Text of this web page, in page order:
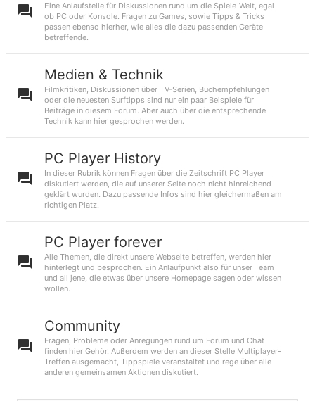
Eine Anlaufstelle für Diskussionen rund um die Spiele-Welt, egal
ob PC oder Konsole. Fragen zu Games, sowie Tipps & Tricks
passen ebenso hierher, wie alles die dazu passenden Geräte
betreffende.
Medien & Technik
Filmkritiken, Diskussionen über TV-Serien, Buchempfehlungen
oder die neuesten Surftipps sind nur ein paar Beispiele für
Beiträge in diesem Forum. Aber auch über die entsprechende
Technik kann hier gesprochen werden.
PC Player History
In dieser Rubrik können Fragen über die Zeitschrift PC Player
diskutiert werden, die auf unserer Seite noch nicht hinreichend
geklärt wurden. Dazu passende Infos sind hier gleichermaßen am
richtigen Platz.
PC Player forever
Alle Themen, die direkt unsere Webseite betreffen, werden hier
hinterlegt und besprochen. Ein Anlaufpunkt also für unser Team
und all jene, die etwas über unsere Homepage sagen oder wissen
wollen.
Community
Fragen, Probleme oder Anregungen rund um Forum und Chat
finden hier Gehör. Außerdem werden an dieser Stelle Multiplayer-
Treffen ausgemacht, Tippspiele veranstaltet und rege über alle
anderen gemeinsamen Aktionen diskutiert.